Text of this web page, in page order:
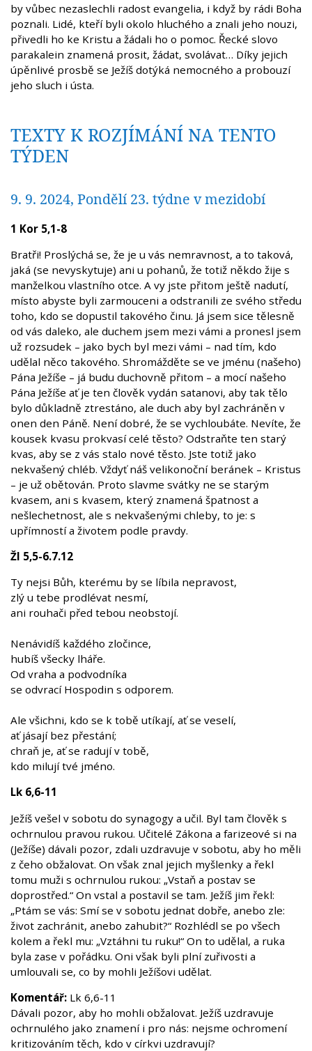
by vůbec nezaslechli radost evangelia, i když by rádi Boha
poznali. Lidé, kteří byli okolo hluchého a znali jeho nouzi,
přivedli ho ke Kristu a žádali ho o pomoc. Řecké slovo
parakalein znamená prosit, žádat, svolávat… Díky jejich
úpěnlivé prosbě se Ježíš dotýká nemocného a probouzí
jeho sluch i ústa.
TEXTY K ROZJÍMÁNÍ NA TENTO
TÝDEN
9. 9. 2024, Pondělí 23. týdne v mezidobí
1 Kor 5,1-8
Bratři! Proslýchá se, že je u vás nemravnost, a to taková,
jaká (se nevyskytuje) ani u pohanů, že totiž někdo žije s
manželkou vlastního otce. A vy jste přitom ještě nadutí,
místo abyste byli zarmouceni a odstranili ze svého středu
toho, kdo se dopustil takového činu. Já jsem sice tělesně
od vás daleko, ale duchem jsem mezi vámi a pronesl jsem
už rozsudek – jako bych byl mezi vámi – nad tím, kdo
udělal něco takového. Shromážděte se ve jménu (našeho)
Pána Ježíše – já budu duchovně přitom – a mocí našeho
Pána Ježíše ať je ten člověk vydán satanovi, aby tak tělo
bylo důkladně ztrestáno, ale duch aby byl zachráněn v
onen den Páně. Není dobré, že se vychloubáte. Nevíte, že
kousek kvasu prokvasí celé těsto? Odstraňte ten starý
kvas, aby se z vás stalo nové těsto. Jste totiž jako
nekvašený chléb. Vždyť náš velikonoční beránek – Kristus
– je už obětován. Proto slavme svátky ne se starým
kvasem, ani s kvasem, který znamená špatnost a
nešlechetnost, ale s nekvašenými chleby, to je: s
upřímností a životem podle pravdy.
Žl 5,5-6.7.12
Ty nejsi Bůh, kterému by se líbila nepravost,
zlý u tebe prodlévat nesmí,
ani rouhači před tebou neobstojí.
Nenávidíš každého zločince,
hubíš všecky lháře.
Od vraha a podvodníka
se odvrací Hospodin s odporem.
Ale všichni, kdo se k tobě utíkají, ať se veselí,
ať jásají bez přestání;
chraň je, ať se radují v tobě,
kdo milují tvé jméno.
Lk 6,6-11
Ježíš vešel v sobotu do synagogy a učil. Byl tam člověk s
ochrnulou pravou rukou. Učitelé Zákona a farizeové si na
(Ježíše) dávali pozor, zdali uzdravuje v sobotu, aby ho měli
z čeho obžalovat. On však znal jejich myšlenky a řekl
tomu muži s ochrnulou rukou: „Vstaň a postav se
doprostřed.“ On vstal a postavil se tam. Ježíš jim řekl:
„Ptám se vás: Smí se v sobotu jednat dobře, anebo zle:
život zachránit, anebo zahubit?“ Rozhlédl se po všech
kolem a řekl mu: „Vztáhni tu ruku!“ On to udělal, a ruka
byla zase v pořádku. Oni však byli plní zuřivosti a
umlouvali se, co by mohli Ježíšovi udělat.
Komentář: Lk 6,6-11
Dávali pozor, aby ho mohli obžalovat. Ježíš uzdravuje
ochrnulého jako znamení i pro nás: nejsme ochromení
kritizováním těch, kdo v církvi uzdravují?